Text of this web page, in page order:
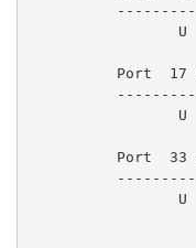
U
Port  17
U
Port  33
U